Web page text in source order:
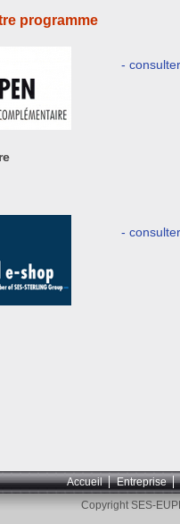
programme
-
-
Accueil
Entreprise
Copyright SES-